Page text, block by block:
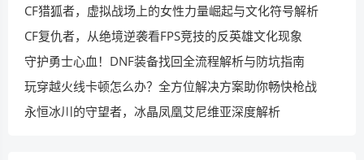
CF猎狐者，虚拟战场上的女性力量崛起与文化符号解析
CF复仇者，从绝境逆袭看FPS竞技的反英雄文化现象
守护勇士心血！DNF装备找回全流程解析与防坑指南
玩穿越火线卡顿怎么办？全方位解决方案助你畅快枪战
永恒冰川的守望者，冰晶凤凰艾尼维亚深度解析